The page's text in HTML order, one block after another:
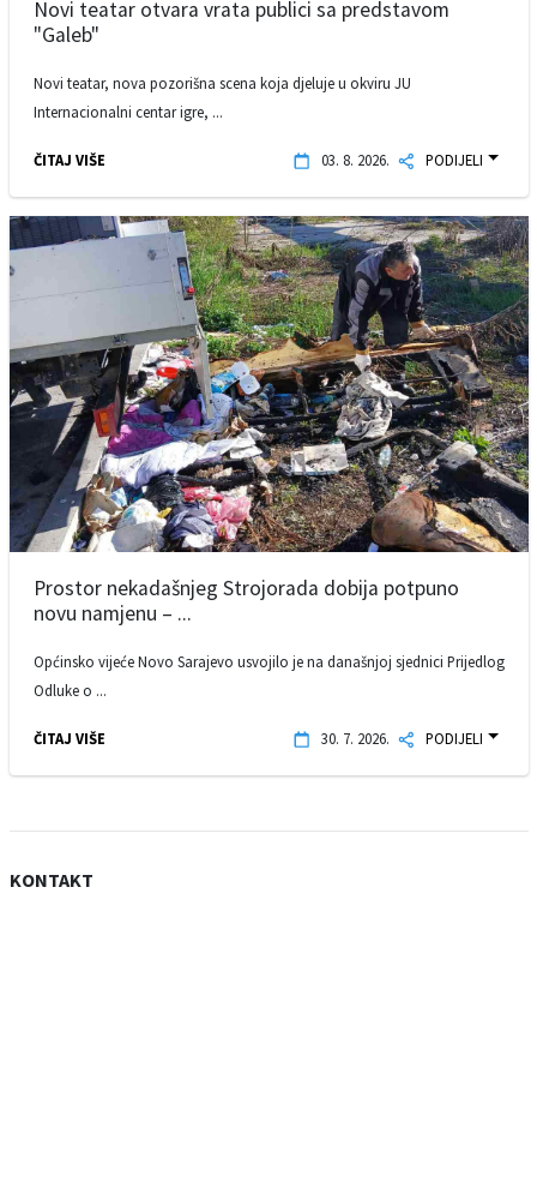
Novi teatar otvara vrata publici sa predstavom
"Galeb"
Novi teatar, nova pozorišna scena koja djeluje u okviru JU
Internacionalni centar igre, ...
ČITAJ VIŠE 03. 8. 2026. PODIJELI
Prostor nekadašnjeg Strojorada dobija potpuno
novu namjenu – ...
Općinsko vijeće Novo Sarajevo usvojilo je na današnjoj sjednici Prijedlog
Odluke o ...
ČITAJ VIŠE 30. 7. 2026. PODIJELI
KONTAKT